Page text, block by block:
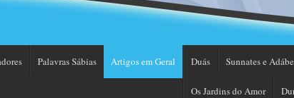
Palavras Sábias Artigos em Geral Duás Sunnates e
Os Jardins do Amor